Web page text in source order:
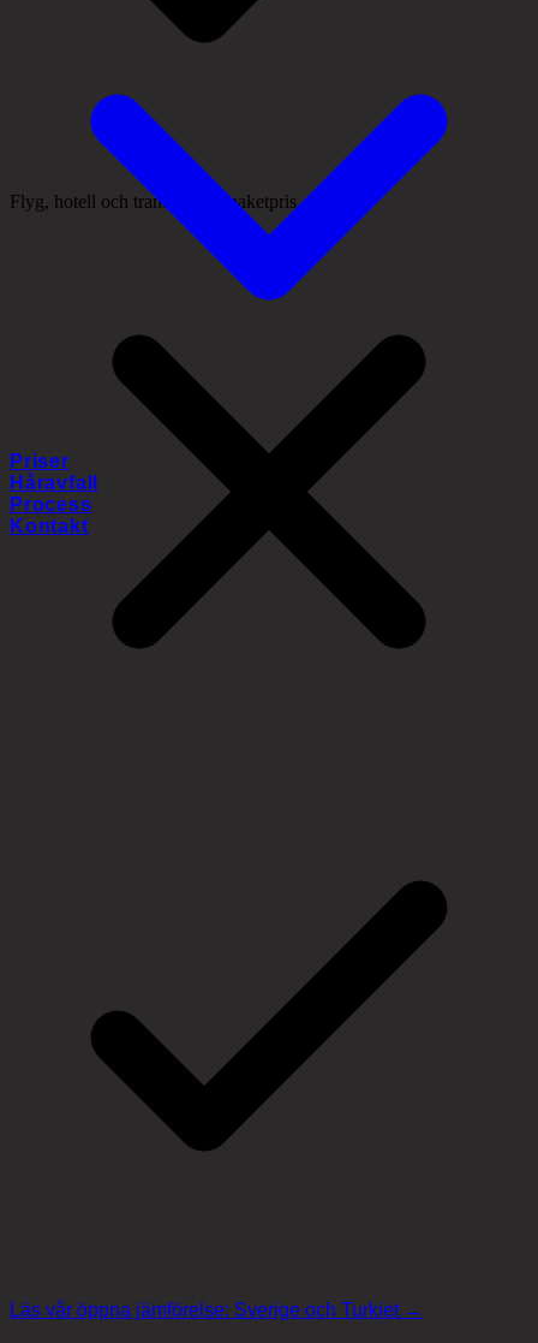
Priser
Håravfall
Process
Kontakt
Flyg, hotell och transporter i paketpris
Läs vår öppna jämförelse: Sverige och Turkiet →